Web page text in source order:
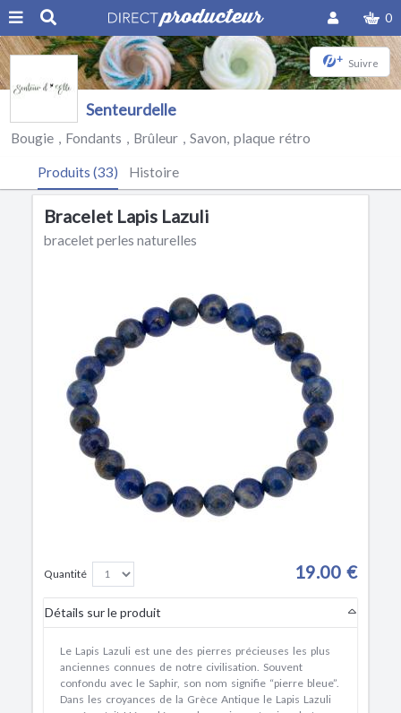
0
+ Suivre
Senteurdelle
Bougie , Fondants , Brûleur , Savon, plaque rétro
Produits (33) Histoire
Bracelet Lapis Lazuli
bracelet perles naturelles
Quantité 19.00 €
Détails sur le produit
Le Lapis Lazuli est une des pierres précieuses les plus
anciennes connues de notre civilisation. Souvent
confondu avec le Saphir, son nom signifie “pierre bleue”.
Dans les croyances de la Grèce Antique le Lapis Lazuli